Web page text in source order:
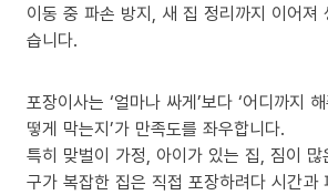
이동 중 파손 방지, 새 집 정리까지 이어져
습니다.
포장이사는 ‘얼마나 싸게’보다 ‘어디까지
떻게 막는지’가 만족도를 좌우합니다.
특히 맞벌이 가정, 아이가 있는 집, 짐이 많
구가 복잡한 집은 직접 포장하려다 시간과